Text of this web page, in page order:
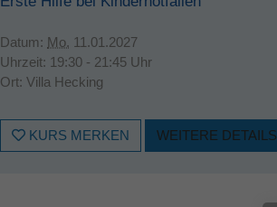
Datum: Mo. 11.01.2027
Uhrzeit: 19:30 - 21:45 Uhr
Ort: Villa Hecking
KURS MERKEN WEITERE DETAILS